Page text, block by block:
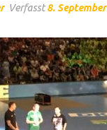
Verfasst8.